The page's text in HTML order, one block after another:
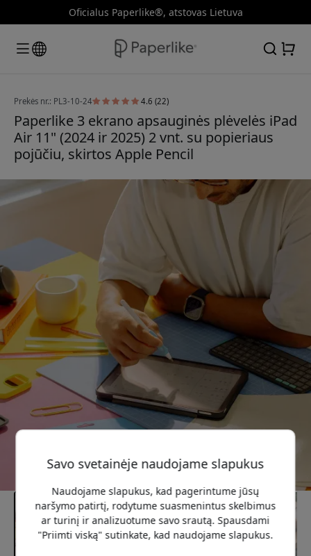
Oficialus Paperlike®, atstovas Lietuva
Prekės nr.: PL3-10-24 4.6 (22)
Paperlike 3 ekrano apsauginės plėvelės iPad
Air 11" (2024 ir 2025) 2 vnt. su popieriaus
pojūčiu, skirtos Apple Pencil
Savo svetainėje naudojame slapukus
Naudojame slapukus, kad pagerintume jūsų
naršymo patirtį, rodytume suasmenintus skelbimus
ar turinį ir analizuotume savo srautą. Spausdami
"Priimti viską" sutinkate, kad naudojame slapukus.